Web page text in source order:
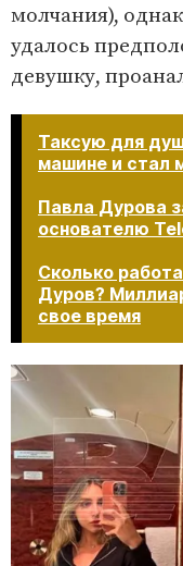
молчания),
удалось
девушку,
Таксую для
машине и стал
Павла Дурова
основателю
Сколько
Дуров?
свое время​​​​​​​